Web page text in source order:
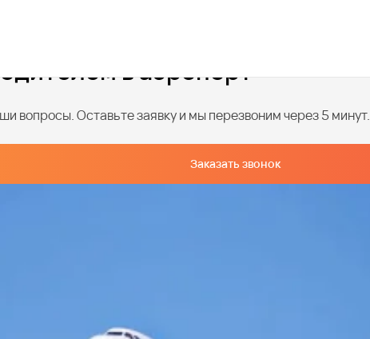
в аэропорт
вопросы. Оставьте заявку и мы перезвоним через 5 минут.
Заказать звонок